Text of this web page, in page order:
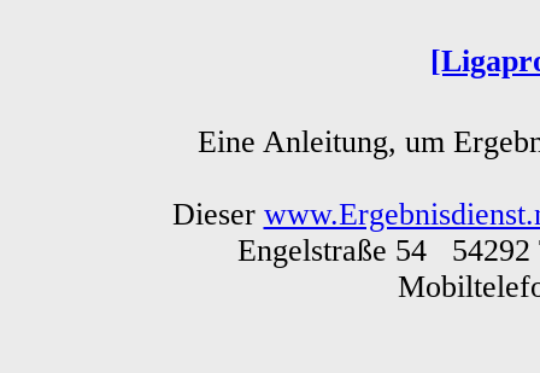
Eine Anleitung, um
Dieser
Engelstraße 54